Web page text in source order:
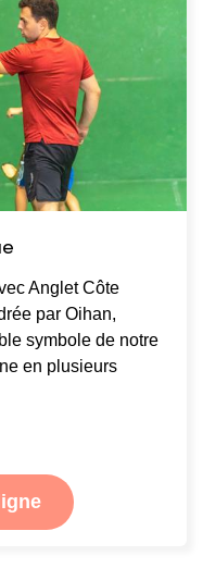
Anglet Côte
par Oihan,
symbole de notre
en plusieurs